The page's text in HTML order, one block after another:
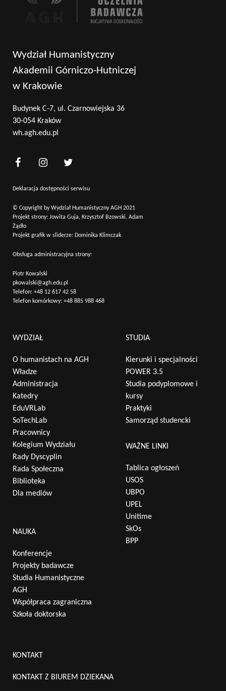
Wydział Humanistyczny
Akademii Górniczo-Hutniczej
w Krakowie
Budynek C-7, ul. Czarnowiejska 36
30-054 Kraków
wh.agh.edu.pl
Deklaracja dostępności serwisu
© Copyright by Wydział Humanistyczny AGH 2021
Projekt strony: Jowita Guja, Krzysztof Bzowski, Adam
Żądło
Projekt grafik w sliderze: Dominika Klimczak
Obsługa administracyjna strony:
Piotr Kowalski
pkowalski@agh.edu.pl
Telefon: +48 12 617 42 58
Telefon komórkowy: +48 885 988 468
WYDZIAŁ
O humanistach na AGH
Władze
Administracja
Katedry
EduVRLab
SoTechLab
Pracownicy
Kolegium Wydziału
Rady Dyscyplin
Rada Społeczna
Biblioteka
Dla mediów
NAUKA
Konferencje
Projekty badawcze
Studia Humanistyczne
AGH
Współpraca zagraniczna
Szkoła doktorska
STUDIA
Kierunki i specjalności
POWER 3.5
Studia podyplomowe i
kursy
Praktyki
Samorząd studencki
WAŻNE LINKI
Tablica ogłoszeń
USOS
UBPO
UPEL
Unitime
SkOs
BPP
KONTAKT
KONTAKT Z BIUREM DZIEKANA